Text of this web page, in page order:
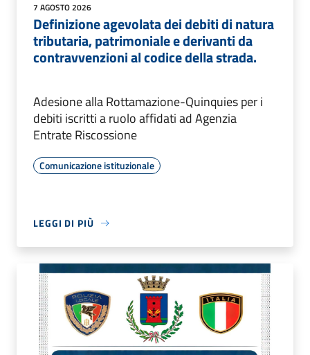
7 AGOSTO 2026
Definizione agevolata dei debiti di natura
tributaria, patrimoniale e derivanti da
contravvenzioni al codice della strada.
Adesione alla Rottamazione-Quinquies per i
debiti iscritti a ruolo affidati ad Agenzia
Entrate Riscossione
Comunicazione istituzionale
LEGGI DI PIÙ